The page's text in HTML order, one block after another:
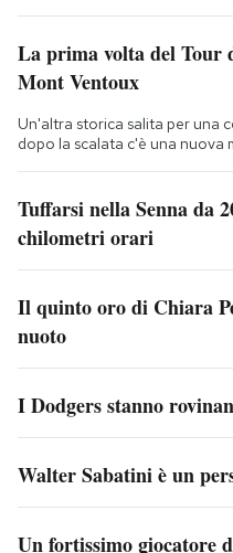
La prima volta del Tour
Mont Ventoux
Un'altra storica salita per una
dopo la scalata c'è una nuova
Tuffarsi nella Senna da
chilometri orari
Il quinto oro di Chiara
nuoto
I Dodgers stanno
Walter Sabatini è un
Un fortissimo giocatore